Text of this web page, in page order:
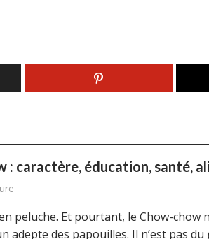
: caractère, éducation, santé,
peluche. Et pourtant, le Chow-chow
adepte des papouilles. Il n’est pas